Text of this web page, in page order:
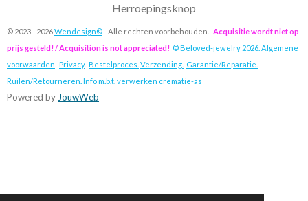
Herroepingsknop
© 2023 - 2026Wendesign©- Alle rechten voorbehouden.
Acquisitie wordt niet op
prijs gesteld! / Acquisition is not appreciated! © Beloved-jewelry 2026 Algemene
voorwaarden Privacy. Bestelproces. Verzending. Garantie/Reparatie.
Ruilen/Retourneren. Info m.b.t. verwerken crematie-as
Powered by JouwWeb